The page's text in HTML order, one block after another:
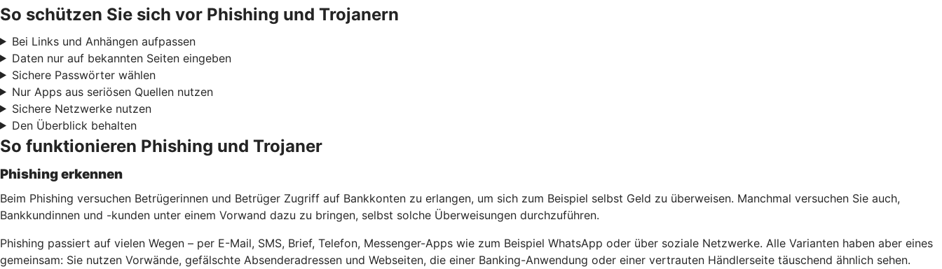
So schützen Sie sich vor Phishing und Trojanern
Bei Links und Anhängen aufpassen
Daten nur auf bekannten Seiten eingeben
Sichere Passwörter wählen
Nur Apps aus seriösen Quellen nutzen
Sichere Netzwerke nutzen
Den Überblick behalten
So funktionieren Phishing und Trojaner
Phishing erkennen
Beim Phishing versuchen Betrügerinnen und Betrüger Zugriff auf Bankkonten zu erlangen, um sich zum Beispiel selbst Geld zu überweisen. Manchmal versuchen Sie auch,
Bankkundinnen und -kunden unter einem Vorwand dazu zu bringen, selbst solche Überweisungen durchzuführen.
Phishing passiert auf vielen Wegen – per E-Mail, SMS, Brief, Telefon, Messenger-Apps wie zum Beispiel WhatsApp oder über soziale Netzwerke. Alle Varianten haben aber eines
gemeinsam: Sie nutzen Vorwände, gefälschte Absenderadressen und Webseiten, die einer Banking-Anwendung oder einer vertrauten Händlerseite täuschend ähnlich sehen.